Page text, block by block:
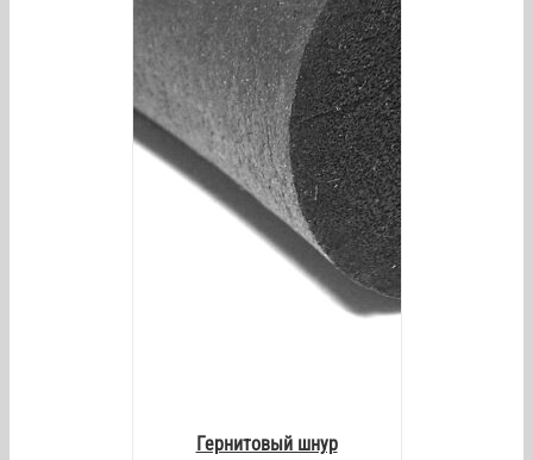
Гернитовый шнур